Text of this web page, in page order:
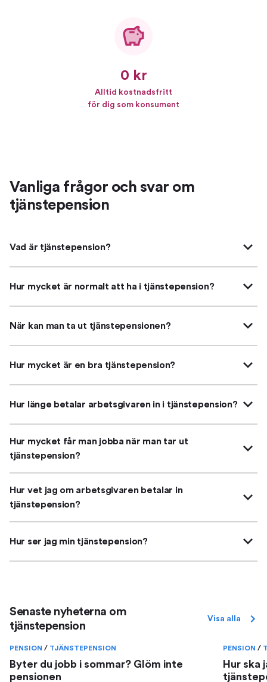
0 kr
Alltid kostnadsfritt
för dig som konsument
Vanliga frågor och svar om
tjänstepension
Vad är tjänstepension?
Hur mycket är normalt att ha i tjänstepension?
När kan man ta ut tjänstepensionen?
Hur mycket är en bra tjänstepension?
Hur länge betalar arbetsgivaren in i tjänstepension?
Hur mycket får man jobba när man tar ut
tjänstepension?
Hur vet jag om arbetsgivaren betalar in
tjänstepension?
Hur ser jag min tjänstepension?
Senaste nyheterna om
tjänstepension
Visa alla
PENSION / TJÄNSTEPENSION
Byter du jobb i sommar? Glöm inte
pensionen
PENSION/
Hur ska